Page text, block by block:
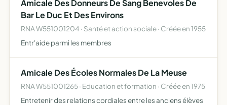
Amicale Des Donneurs De Sang Benevoles De
Bar Le Duc Et Des Environs
RNA W551001204 · Santé et action sociale · Créée en 1955
Entr'aide parmi les membres
Amicale Des Écoles Normales De La Meuse
RNA W551001265 · Education et formation · Créée en 1975
Entretenir des relations cordiales entre les anciens élèves